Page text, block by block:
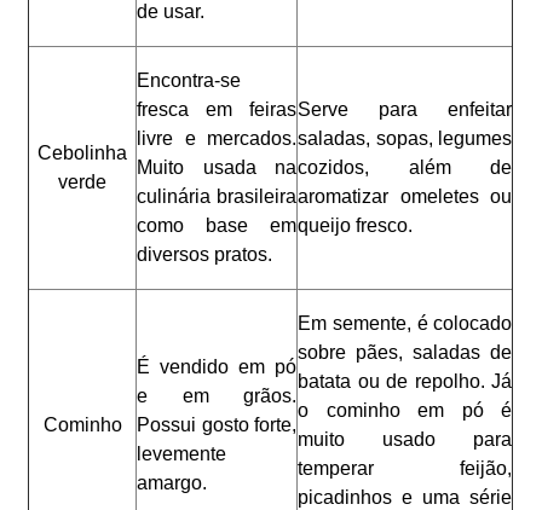
de usar.
Cebolinha
verde
Encontra-se
fresca em feiras
livre e mercados.
Muito usada na
culinária brasileira
como base em
diversos pratos.
Serve para enfeitar
saladas, sopas, legumes
cozidos, além de
aromatizar omeletes ou
queijo fresco.
Cominho
É vendido em pó
e em grãos.
Possui gosto forte,
levemente
amargo.
Em semente, é colocado
sobre pães, saladas de
batata ou de repolho. Já
o cominho em pó é
muito usado para
temperar feijão,
picadinhos e uma série